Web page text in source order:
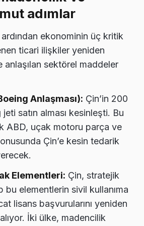
adımlar
ekonominin üç kritik
ticari ilişkiler yeniden
anlaşılan sektörel maddeler
Anlaşması): Çin’in 200
satın alması kesinleşti. Bu
ABD, uçak motoru parça ve
Çin’e kesin tedarik
Elementleri: Çin, stratejik
bu elementlerin sivil kullanıma
lisans başvurularını yeniden
İki ülke, madencilik